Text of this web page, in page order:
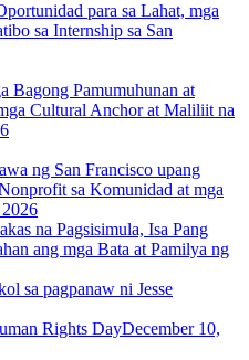
para sa Lahat, mga
sa Internship sa San
Bagong Pamumuhunan at
Cultural Anchor at Maliliit na
ng San Francisco upang
sa Komunidad at mga
na Pagsisimula, Isa Pang
ang mga Bata at Pamilya ng
sa pagpanaw ni Jesse
Rights DayDecember 10,